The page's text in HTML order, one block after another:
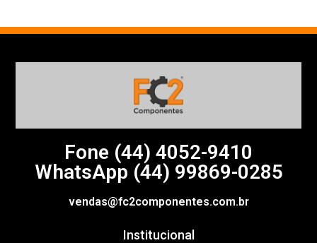
Fone (44) 4052-9410
WhatsApp (44) 99869-0285
vendas@fc2componentes.com.br
Institucional